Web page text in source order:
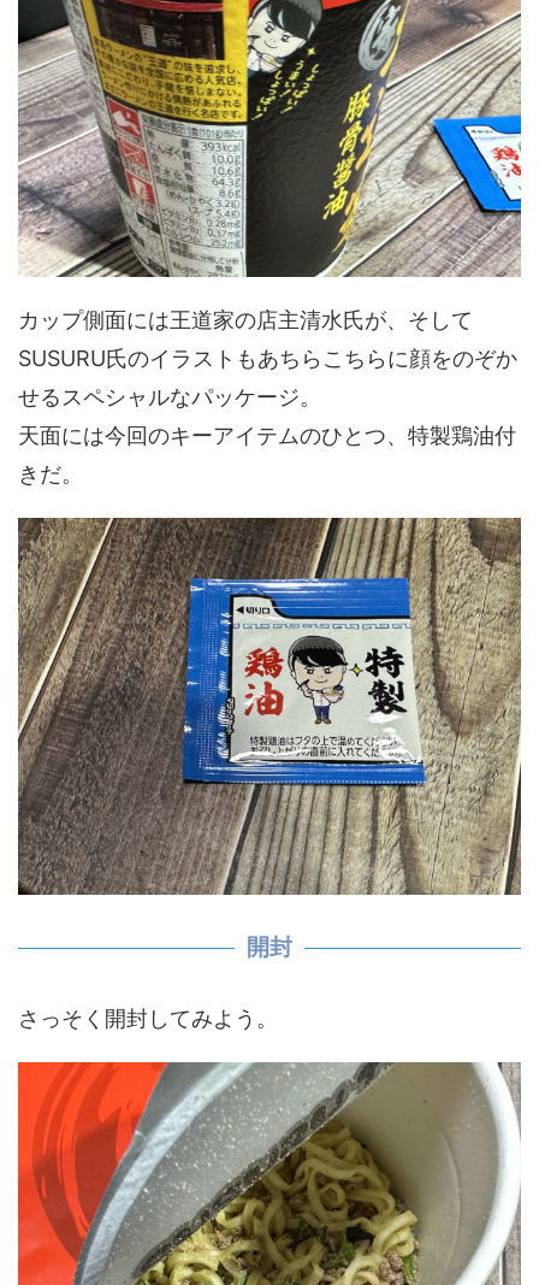
カップ側面には王道家の店主清水氏が、そして
SUSURU氏のイラストもあちらこちらに顔をのぞか
せるスペシャルなパッケージ。
天面には今回のキーアイテムのひとつ、特製鶏油付
きだ。
開封
さっそく開封してみよう。